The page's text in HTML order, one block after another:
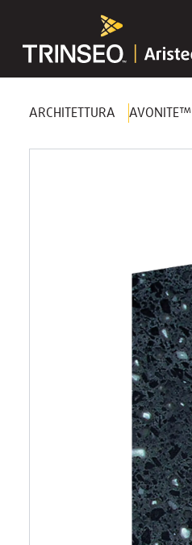
ARCHITETTURA AVONITE™